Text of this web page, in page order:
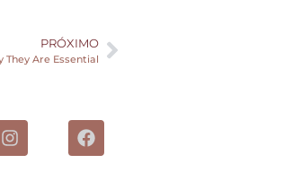
PRÓXIMO
Are Essential